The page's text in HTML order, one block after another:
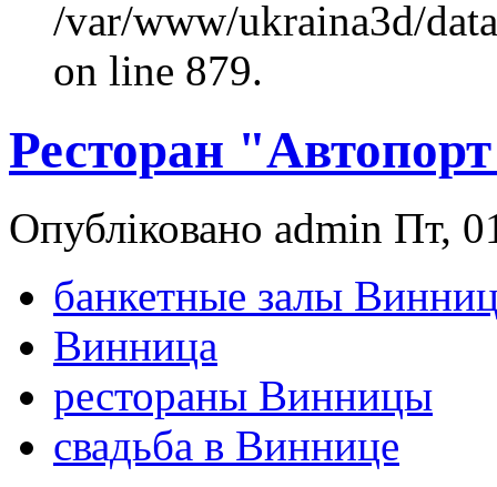
/var/www/ukraina3d/
on line 879.
Ресторан
Опубліковано admin Пт,
банкетные залы
Винница
рестораны Винницы
свадьба в Виннице